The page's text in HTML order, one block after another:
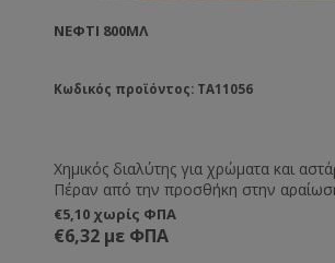
ΝΕΦΤΙ 800ΜΛ
Κωδικός προϊόντος: TA11056
Χημικός διαλύτης για χρώματα και
Πέραν από την προσθήκη στην
ασταριών και των χρωμάτων μπορείτε
χρησιμοποιήσετε και για να καθαρίσετε
βαφής .
€5,10 χωρίς ΦΠΑ
€6,32 με ΦΠΑ